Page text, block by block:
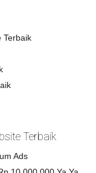
Terbaik
Terbaik
Ads